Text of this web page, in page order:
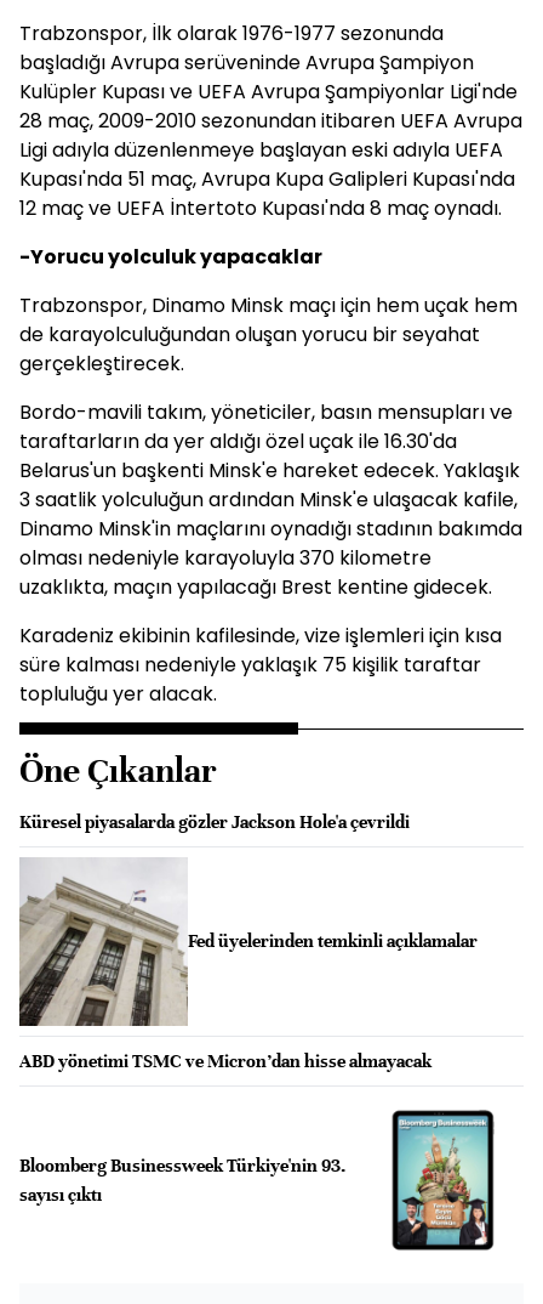
Trabzonspor, İlk olarak 1976-1977 sezonunda
başladığı Avrupa serüveninde Avrupa Şampiyon
Kulüpler Kupası ve UEFA Avrupa Şampiyonlar Ligi'nde
28 maç, 2009-2010 sezonundan itibaren UEFA Avrupa
Ligi adıyla düzenlenmeye başlayan eski adıyla UEFA
Kupası'nda 51 maç, Avrupa Kupa Galipleri Kupası'nda
12 maç ve UEFA İntertoto Kupası'nda 8 maç oynadı.
-Yorucu yolculuk yapacaklar
Trabzonspor, Dinamo Minsk maçı için hem uçak hem
de karayolculuğundan oluşan yorucu bir seyahat
gerçekleştirecek.
Bordo-mavili takım, yöneticiler, basın mensupları ve
taraftarların da yer aldığı özel uçak ile 16.30'da
Belarus'un başkenti Minsk'e hareket edecek. Yaklaşık
3 saatlik yolculuğun ardından Minsk'e ulaşacak kafile,
Dinamo Minsk'in maçlarını oynadığı stadının bakımda
olması nedeniyle karayoluyla 370 kilometre
uzaklıkta, maçın yapılacağı Brest kentine gidecek.
Karadeniz ekibinin kafilesinde, vize işlemleri için kısa
süre kalması nedeniyle yaklaşık 75 kişilik taraftar
topluluğu yer alacak.
Öne Çıkanlar
Küresel piyasalarda gözler Jackson Hole'a çevrildi
Fed üyelerinden temkinli açıklamalar
ABD yönetimi TSMC ve Micron’dan hisse almayacak
Bloomberg Businessweek Türkiye'nin 93.
sayısı çıktı